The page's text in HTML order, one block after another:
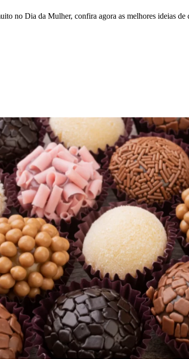
no Dia da Mulher, confira agora as melhores ideias de